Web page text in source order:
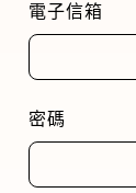
電子信箱
密碼